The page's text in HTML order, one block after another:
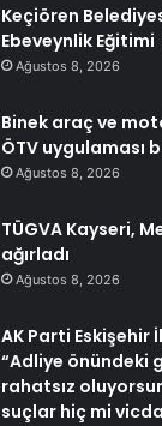
Keçiören
Ebeveynlik Eğitimi
Ağustos 8, 2026
Binek araç ve
ÖTV uygulaması
Ağustos 8, 2026
TÜGVA Kayseri,
ağırladı
Ağustos 8, 2026
AK Parti Eskişehir
“Adliye önündeki
rahatsız
suçlar hiç mi